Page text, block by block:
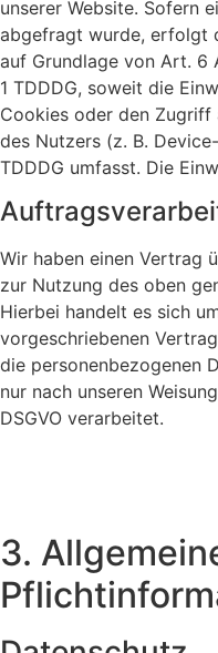
unserer Website. Sofern
abgefragt wurde, erfolgt
auf Grundlage von Art. 6
1 TDDDG, soweit die
Cookies oder den
des Nutzers (z. B.
TDDDG umfasst. Die
Wir haben einen Vertrag
zur Nutzung des oben
Hierbei handelt es sich
vorgeschriebenen
die personenbezogenen
nur nach unseren
DSGVO verarbeitet.
3.